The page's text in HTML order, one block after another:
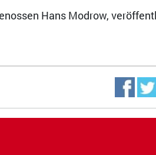
Hans Modrow,